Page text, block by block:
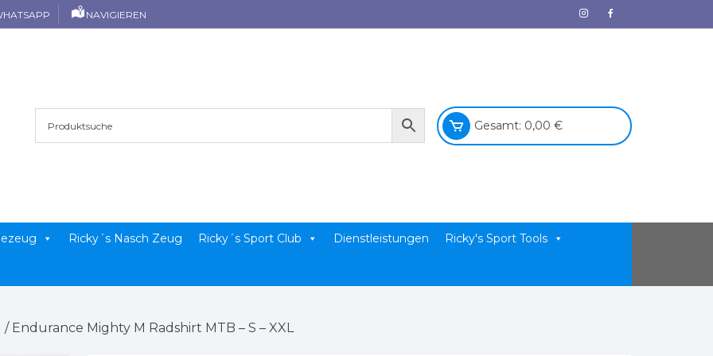
NAVIGIEREN
Gesamt: 0,00 €
Ricky´s Nasch Zeug Ricky´s Sport Club Dienstleistungen Ricky's Sport Tools
/ Endurance Mighty M Radshirt MTB – S – XXL